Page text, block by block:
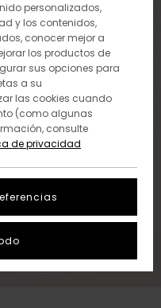
personalizados,
y los contenidos,
conocer mejor a
los productos de
sus opciones para
a su
las cookies cuando
(como algunas
consulte
de privacidad